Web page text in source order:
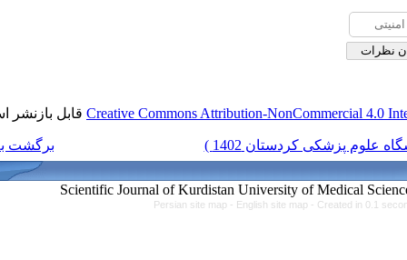
Creative Commonsقابل بازنشر است.
برگشت به فهرست نسخه ها
Persian site map -